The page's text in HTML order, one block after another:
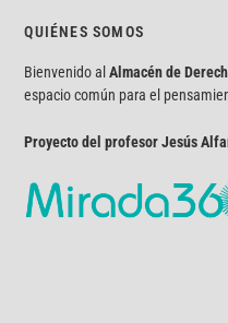
QUIÉNES SOMOS
Bienvenido alAlmacén de
espacio común para el
Proyecto del profesor Jesús